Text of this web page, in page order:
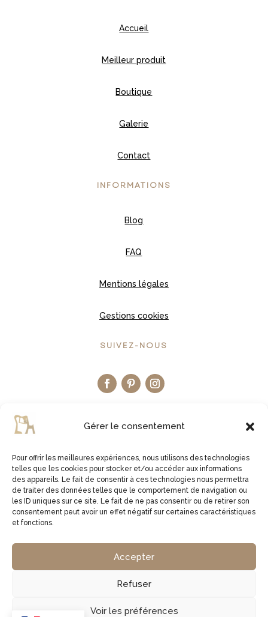
Gérer le consentement
Pour offrir les meilleures expériences, nous utilisons des technologies
telles que les cookies pour stocker et/ou accéder aux informations
des appareils. Le fait de consentir à ces technologies nous permettra
de traiter des données telles que le comportement de navigation ou
les ID uniques sur ce site. Le fait de ne pas consentir ou de retirer son
consentement peut avoir un effet négatif sur certaines caractéristiques
et fonctions.
Accepter
Refuser
Voir les préférences
Accueil
Meilleur produit
Boutique
Galerie
Contact
INFORMATIONS
Blog
FAQ
Mentions légales
Gestions cookies
SUIVEZ-NOUS
LA BOUTIQUE ETSY
JE VISITE LA BOUTIQUE
829761378 00027 | APE 1629Z